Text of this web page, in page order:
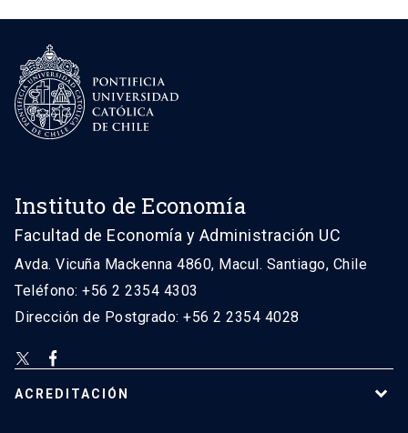
Instituto de Economía
Facultad de Economía y Administración UC
Avda. Vicuña Mackenna 4860, Macul. Santiago, Chile
Teléfono: +56 2 2354 4303
Dirección de Postgrado: +56 2 2354 4028
ACREDITACIÓN